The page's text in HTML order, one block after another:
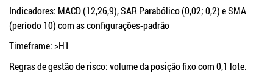
Indicadores: MACD (12,26,9), SAR Parabólico (0,02; 0,2) e SMA
(período 10) com as configurações-padrão
Timeframe: >H1
Regras de gestão de risco: volume da posição fixo com 0,1 lote.